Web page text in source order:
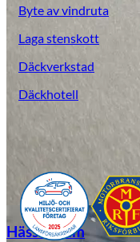
Hässleholm
Byte av vindruta
Laga stenskott
Däckverkstad
Däckhotell